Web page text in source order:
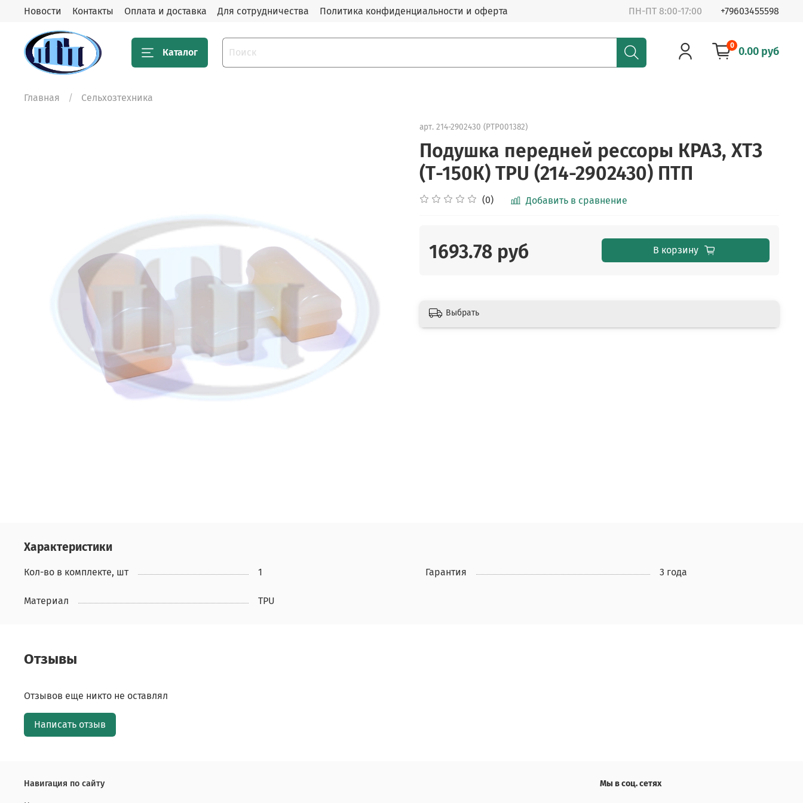
Новости Контакты Оплата и доставка Для сотрудничества Политика конфиденциальности и оферта ПН-ПТ 8:00-17:00 +79603455598
Каталог
0 0.00 руб
Главная Сельхозтехника
арт. 214-2902430 (PTP001382)
Подушка передней рессоры КРАЗ, ХТЗ
(Т-150К) TPU (214-2902430) ПТП
(0) Добавить в сравнение
1693.78 руб В корзину
Выбрать
Характеристики
Кол-во в комплекте, шт 1 Гарантия 3 года
Материал TPU
Отзывы
Отзывов еще никто не оставлял
Написать отзыв
Навигация по сайту Мы в соц. сетях